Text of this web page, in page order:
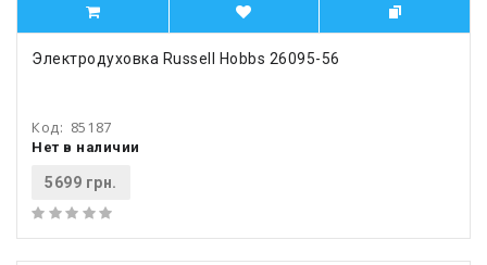
Электродуховка Russell Hobbs 26095-56
Код: 85187
Нет в наличии
5699 грн.